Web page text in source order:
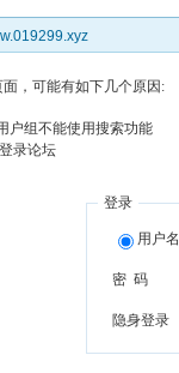
，可能有如下几个原因:
户组不能使用搜索功能
录论坛
登录
用户名
密 码
隐身登录